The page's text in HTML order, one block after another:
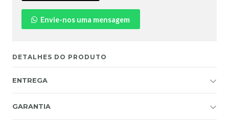
Envie-nos uma mensagem
DETALHES DO PRODUTO
ENTREGA
GARANTIA